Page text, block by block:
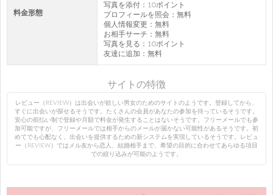
料金形態
写真を添付：10ポイント
プロフィールを照会：無料
個人情報変更：無料
お相手サーチ：無料
写真を見る：10ポイント
友達に追加：無料
サイトの特徴
レビュー（REVIEW）は出会いが欲しい男女のためのサイトのようです。登録してから、
すぐに出会いが探せるそうです。たくさんの会員があなたの参加を待っているそうです。
安心の前払い制で登録や月額で料金が発生することはないそうです。フリーメールでも参
加可能ですが、フリーメールでは相手からのメールが届かない可能性があるそうです。初
めてでも心配なく、出会いを提供するための新システムを実現しているそうです。レビュ
ー（REVIEW）ではメル友から恋人、結婚相手まで、希望の目的に合わせてあらゆる項目
での絞り込みが可能のようです。